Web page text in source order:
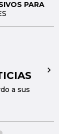
PARA
a sus
→